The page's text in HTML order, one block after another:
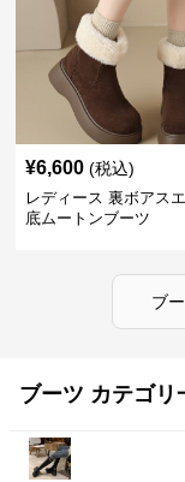
¥6,600 (税込)
レディース 裏ボアス
底ムートンブーツ
ブ
ブーツ カテゴリ